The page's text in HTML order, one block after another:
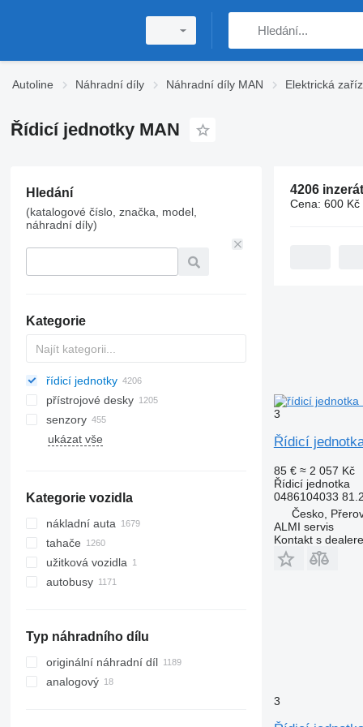
Autoline Náhradní díly Náhradní díly MAN Elektrická
Řídicí jednotky MAN
Hledání
(katalogové číslo, značka, model,
náhradní díly)
Kategorie
řídicí jednotky
přístrojové desky
senzory
ukázat vše
Kategorie vozidla
nákladní auta
tahače
užitková vozidla
autobusy
Typ náhradního dílu
originální náhradní díl
analogový
4206
Cena: 600 Kč
3
Řídicí
85 € ≈ 2 057 Kč
Řídicí jednotka
0486104033
Česko,
ALMI servis
Kontakt s
3